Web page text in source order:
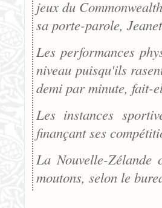
jeux du
sa porte-parole,
Les performances
niveau puisqu'ils
demi par minute, fait-
Les instances
finançant ses
La Nouvelle-
moutons, selon le